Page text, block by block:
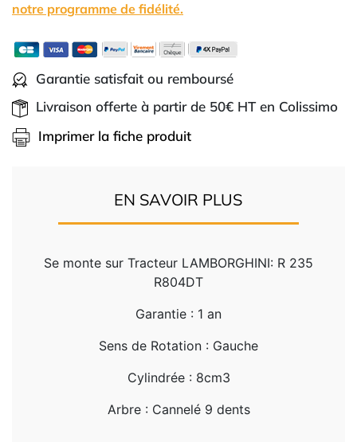
notre programme de fidélité.
Garantie satisfait ou remboursé
Livraison offerte à partir de 50€ HT en Colissimo
Imprimer la fiche produit
EN SAVOIR PLUS
Se monte sur Tracteur LAMBORGHINI: R 235
R804DT
Garantie : 1 an
Sens de Rotation : Gauche
Cylindrée : 8cm3
Arbre : Cannelé 9 dents